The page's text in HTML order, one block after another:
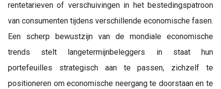
rentetarieven of verschuivingen in het bestedingspatroon
van consumenten tijdens verschillende economische fasen.
Een scherp bewustzijn van de mondiale economische
trends stelt langetermijnbeleggers in staat hun
portefeuilles strategisch aan te passen, zichzelf te
positioneren om economische neergang te doorstaan en te